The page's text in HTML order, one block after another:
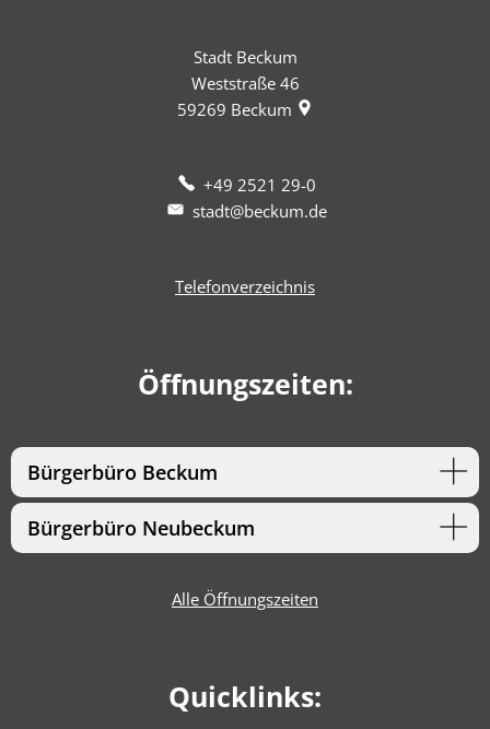
Stadt Beckum
Weststraße 46
59269 Beckum
+49 2521 29-0
stadt@beckum.de
Telefonverzeichnis
Öffnungszeiten:
Bürgerbüro Beckum
Bürgerbüro Neubeckum
Alle Öffnungszeiten
Quicklinks: